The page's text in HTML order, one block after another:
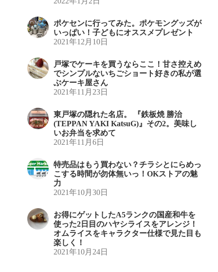
ポケセンに行ってみた。ポケモングッズが
いっぱい！子どもにオススメプレゼント
2021年12月10日
戸塚でケーキを買うならここ！甘さ控えめ
でシンプルないちごショート好きの私が選
ぶケーキ屋さん
2021年11月23日
東戸塚の隠れた名店。 『鉄板焼 勝治
(TEPPAN YAKI KatsuG)』その2。美味し
いお弁当を求めて
2021年11月6日
特売品はもう買わない？チラシとにらめっ
こする時間が勿体無いっ！OKストアの魅
力
2021年10月30日
お得にゲットしたA5ランクの国産和牛を
使った2日目のハヤシライスをアレンジ！
オムライスをキャラクター仕様で見た目も
楽しく！
2021年10月24日